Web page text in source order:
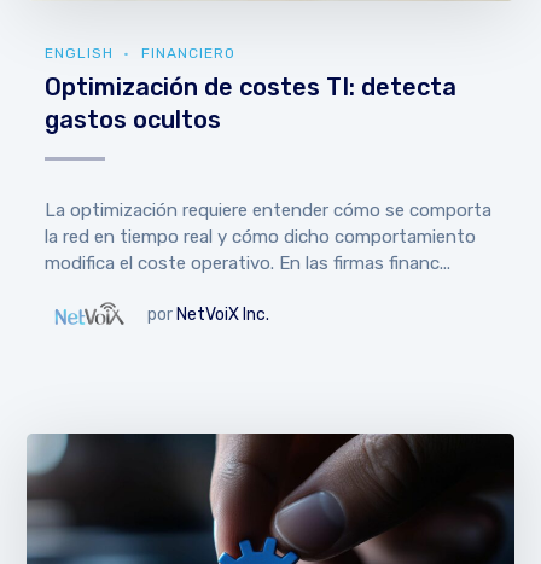
ENGLISH FINANCIERO
Optimización de costes TI: detecta
gastos ocultos
La optimización requiere entender cómo se comporta
la red en tiempo real y cómo dicho comportamiento
modifica el coste operativo. En las firmas financ...
por NetVoiX Inc.